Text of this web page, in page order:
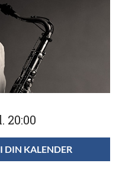
20:00
DIN KALENDER